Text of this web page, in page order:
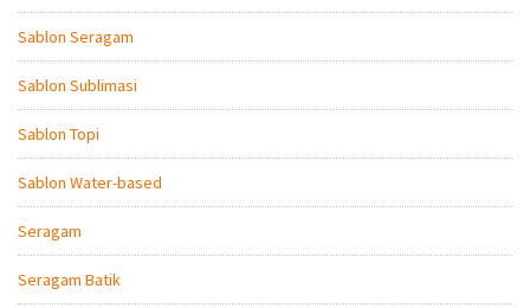
Sablon Seragam
Sablon Sublimasi
Sablon Topi
Sablon Water-based
Seragam
Seragam Batik